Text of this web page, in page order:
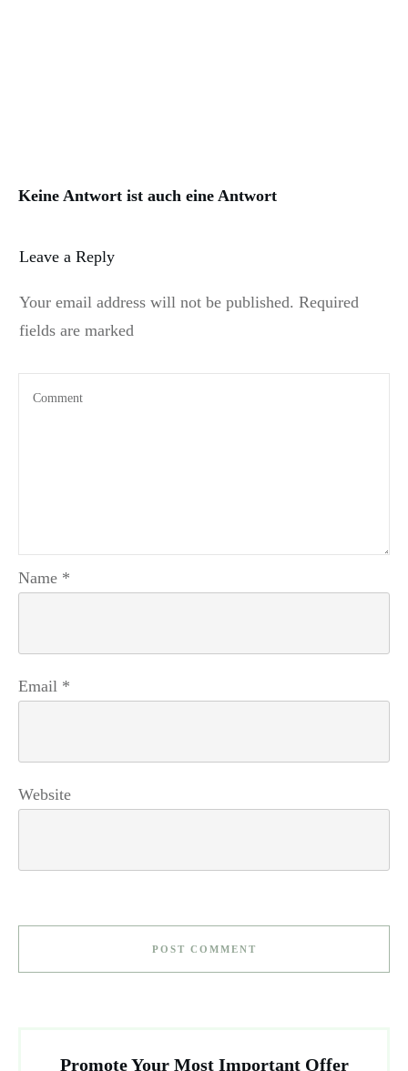
Keine Antwort ist auch eine Antwort
Leave a Reply
Your email address will not be published. Required
fields are marked
Name *
Email *
Website
POST COMMENT
Promote Your Most Important Offer